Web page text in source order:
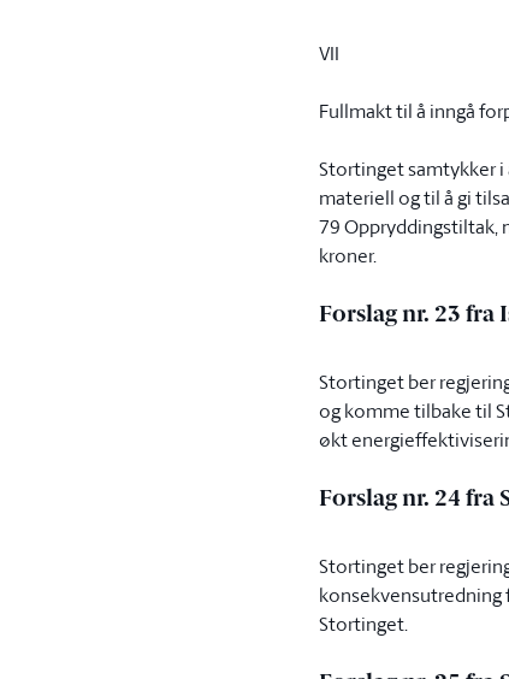
VII
Fullmakt til å inngå
Stortinget samtykker
materiell og til å gi
79 Oppryddingstiltak,
kroner.
Forslag nr. 23 fra
Stortinget ber
og komme tilbake til
økt
Forslag nr. 24 fra
Stortinget ber
Stortinget.